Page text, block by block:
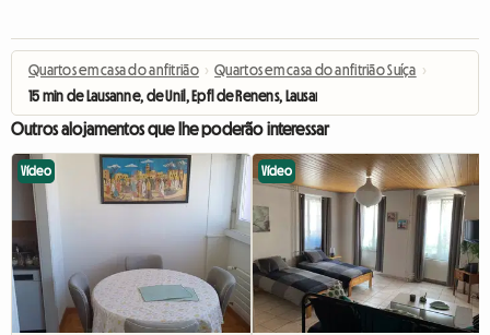
Quartos em casa do anfitrião › Quartos em casa do anfitrião Suíça ›
15 min de Lausanne, de Unil, Epfl de Renens, Lausanne, 1Su
Outros alojamentos que lhe poderão interessar
Vídeo Vídeo